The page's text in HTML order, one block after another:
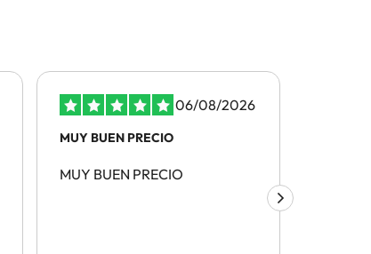
06/08/2026
MUY BUEN PRECIO
MUY BUEN PRECIO